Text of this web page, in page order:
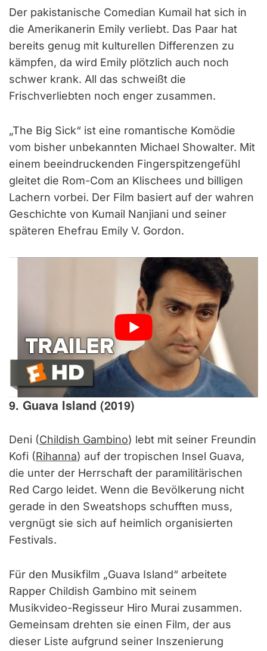
Der pakistanische Comedian Kumail hat sich in
die Amerikanerin Emily verliebt. Das Paar hat
bereits genug mit kulturellen Differenzen zu
kämpfen, da wird Emily plötzlich auch noch
schwer krank. All das schweißt die
Frischverliebten noch enger zusammen.
„The Big Sick“ ist eine romantische Komödie
vom bisher unbekannten Michael Showalter. Mit
einem beeindruckenden Fingerspitzengefühl
gleitet die Rom-Com an Klischees und billigen
Lachern vorbei. Der Film basiert auf der wahren
Geschichte von Kumail Nanjiani und seiner
späteren Ehefrau Emily V. Gordon.
9. Guava Island (2019)
Deni (Childish Gambino) lebt mit seiner Freundin
Kofi (Rihanna) auf der tropischen Insel Guava,
die unter der Herrschaft der paramilitärischen
Red Cargo leidet. Wenn die Bevölkerung nicht
gerade in den Sweatshops schufften muss,
vergnügt sie sich auf heimlich organisierten
Festivals.
Für den Musikfilm „Guava Island“ arbeitete
Rapper Childish Gambino mit seinem
Musikvideo-Regisseur Hiro Murai zusammen.
Gemeinsam drehten sie einen Film, der aus
dieser Liste aufgrund seiner Inszenierung